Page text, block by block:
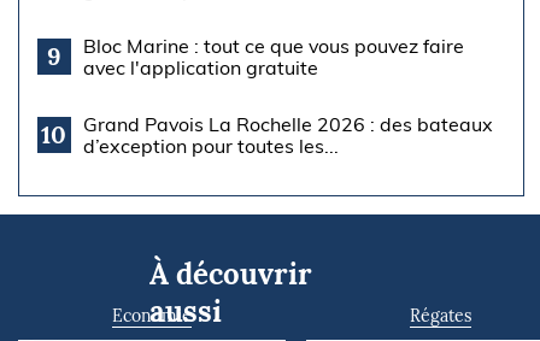
9
Bloc Marine : tout ce que vous pouvez faire
avec l'application gratuite
10
Grand Pavois La Rochelle 2026 : des bateaux
d’exception pour toutes les...
À découvrir
aussi
Economie Régates